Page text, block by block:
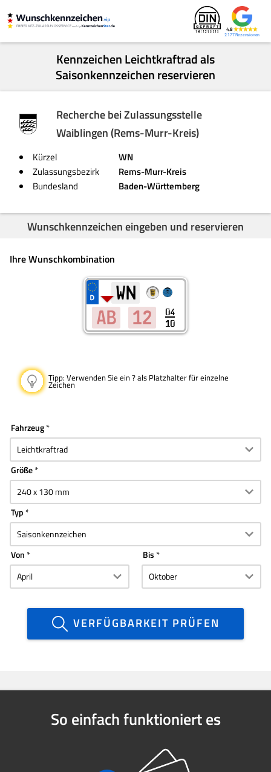
4,8
2.177
Kennzeichen Leichtkraftrad als
Saisonkennzeichen reservieren
Recherche bei Zulassungsstelle
Waiblingen (Rems-Murr-Kreis)
Kürzel
WN
Zulassungsbezirk
Rems-Murr-Kreis
Bundesland
Baden-Württemberg
Wunschkennzeichen eingeben und reservieren
Fahrzeug
Größe
Typ
Von Bis
04
10
Tipp: Verwenden Sie ein ? als Platzhalter für einzelne
Zeichen
VERFÜGBARKEIT PRÜFEN
So einfach funktioniert es